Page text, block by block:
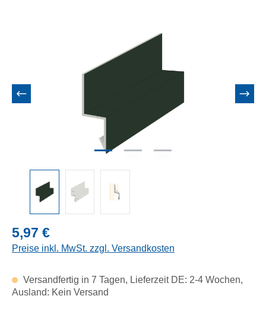
Regulärer Preis:
5,97 €
Preise inkl. MwSt. zzgl. Versandkosten
Versandfertig in 7 Tagen, Lieferzeit DE: 2-4 Wochen,
Ausland: Kein Versand